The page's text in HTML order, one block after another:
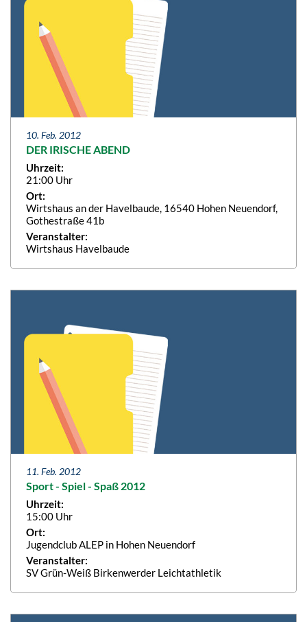
10. Feb. 2012
DER IRISCHE ABEND
Uhrzeit:
21:00 Uhr
Ort:
Wirtshaus an der Havelbaude, 16540 Hohen Neuendorf,
Gothestraße 41b
Veranstalter:
Wirtshaus Havelbaude
11. Feb. 2012
Sport - Spiel - Spaß 2012
Uhrzeit:
15:00 Uhr
Ort:
Jugendclub ALEP in Hohen Neuendorf
Veranstalter:
SV Grün-Weiß Birkenwerder Leichtathletik